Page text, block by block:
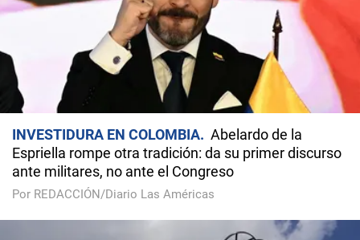
INVESTIDURA EN COLOMBIA
Abelardo de la
Espriella rompe otra tradición: da su primer discurso
ante militares, no ante el Congreso
Por REDACCIÓN/Diario Las Américas